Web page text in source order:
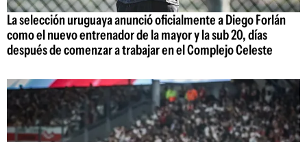
La selección uruguaya anunció oficialmente a Diego Forlán
como el nuevo entrenador de la mayor y la sub 20, días
después de comenzar a trabajar en el Complejo Celeste